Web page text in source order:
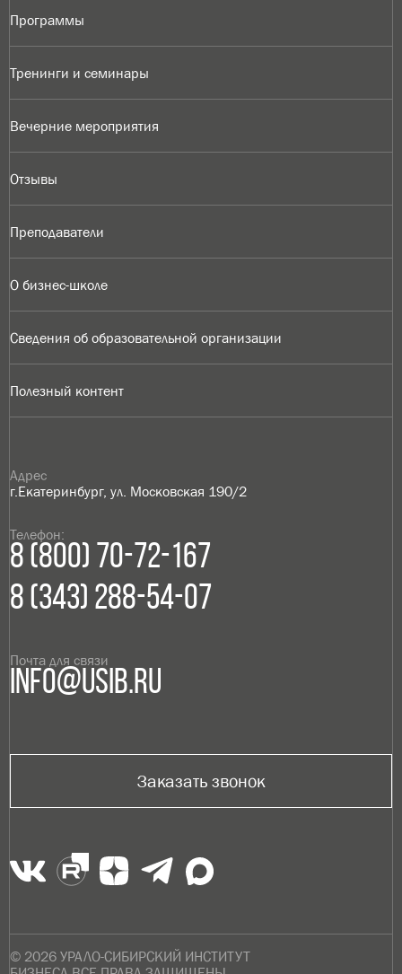
Программы
Тренинги и семинары
Вечерние мероприятия
Отзывы
Преподаватели
О бизнес-школе
Сведения об образовательной организации
Полезный контент
Адрес
г.Екатеринбург, ул. Московская 190/2
Телефон:
8 (800) 70-72-167
8 (343) 288-54-07
Почта для связи
info@usib.ru
Заказать звонок
© 2026 УРАЛО-СИБИРСКИЙ ИНСТИТУТ